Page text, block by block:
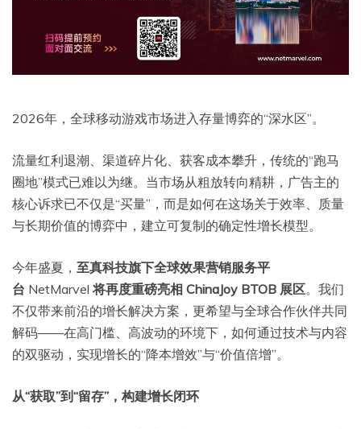
2026年，全球移动游戏市场进入存量博弈的“深水区”。
流量红利退潮、渠道碎片化、获客成本攀升，传统的“跑马
圈地”模式已难以为继。当市场从粗放转向精耕，广告主的
核心诉求已不仅是“买量”，而是如何在这场关于效率、质量
与长期价值的博弈中，建立可复制的确定性增长模型。
今年盛夏， 至真科技旗下全球效果营销服务平
台 NetMarvel 将再度重磅亮相 ChinaJoy BTOB 展区。我们
不仅带来前沿的增长解决方案，更希望与全球合作伙伴共同
解码——在高门槛、高波动的环境下，如何通过技术与内容
的双驱动，实现增长的“降本增效”与“价值倍增”。
从“获取”到“留存”，构建增长闭环